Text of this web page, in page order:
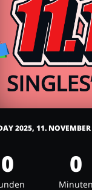
Einloggen
2025, 11. NOVEMBER
0 0
Minuten